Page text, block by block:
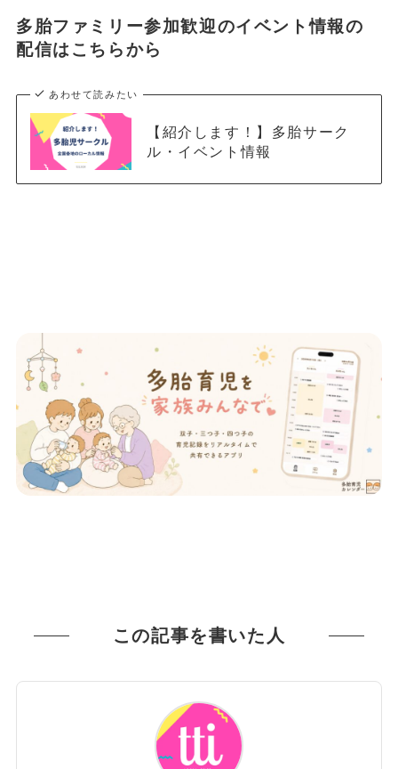
多胎ファミリー参加歓迎のイベント情報の
配信はこちらから
あわせて読みたい
【紹介します！】多胎サーク
ル・イベント情報
この記事を書いた人